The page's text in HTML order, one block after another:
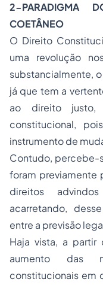
2-PARADIGMA
COETÂNEO
O Direito
uma revolução
substancialmente,
já que tem a
ao direito
constitucional,
instrumento de
Contudo, percebe-
foram previamente
direitos
acarretando,
entre a previsão
Haja vista, a
aumento das
constitucionais em